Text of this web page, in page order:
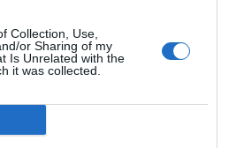
Collection, Use,
or Sharing of my
Is Unrelated with the
it was collected.
las actuaciones de compra,
de los medicamentos. Entre sus
proponer nuevos marcos de
con la industria